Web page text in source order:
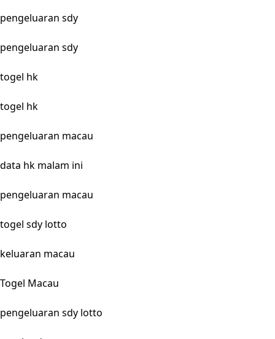
pengeluaran sdy
pengeluaran sdy
togel hk
togel hk
pengeluaran macau
data hk malam ini
pengeluaran macau
togel sdy lotto
keluaran macau
Togel Macau
pengeluaran sdy lotto